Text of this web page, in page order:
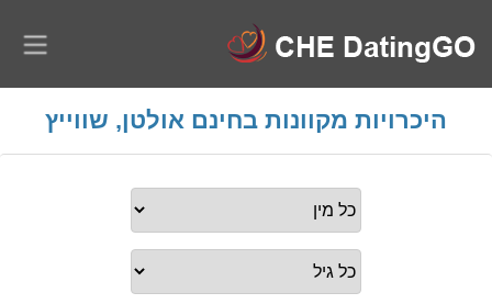
היכרויות מקוונות בחינם אולטן, שווייץ